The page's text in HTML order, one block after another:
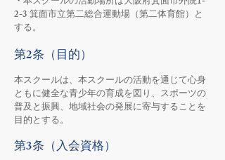
2-3 箕面市立第二総合運動場（第二体育館）と
する。
第2条（目的）
本スクールは、本スクールの活動を通じて心身
ともに健全な青少年の育成を図り、スポーツの
普及と振興、地域社会の発展に寄与することを
目的とする。
第3条（入会資格）